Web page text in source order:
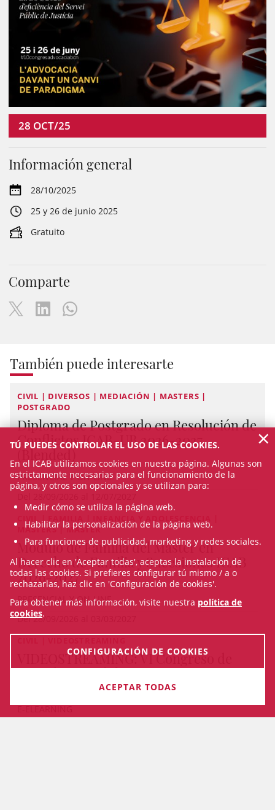
28 OCT/25
Información general
28/10/2025
25 y 26 de junio 2025
Gratuito
Comparte
También puede interesarte
CIVIL | DIVERSOS | MEDIACIÓN | MASTERS |
POSTGRADO
Diploma de Postgrado en Resolución de
Conflictos ICAB-UB 2026-2027
(Blended)
PRESENCIAL Y ON-LINE
CIVIL | FAMILIA | INFANCIA Y ADOLESCENCIA |
MASTERS | MASTER
Módulo de Familia del Máster en
Derecho de Familia y Sucesiones ICAB
2026-2027
PRESENCIAL Y ON-LINE
Del 28/09/2026 al 03/03/2027
VIDEOSTREAMING: VI Congreso de
Derecho Inmobiliario 2026
E-ELEARNING
TÚ PUEDES CONTROLAR EL USO DE LAS COOKIES.
En el ICAB utilizamos cookies en nuestra página. Algunas son
estrictamente necesarias para el funcionamiento de la
página, y otros son opcionales y se utilizan para:
Medir cómo se utiliza la página web.
Habilitar la personalización de la página web.
Para funciones de publicidad, marketing y redes sociales.
Al hacer clic en 'Aceptar todas', aceptas la instalación de
todas las cookies. Si prefieres configurar tú mismo / a o
rechazarlas, haz clic en 'Configuración de cookies'.
Para obtener más información, visite nuestra política de
cookies.
CONFIGURACIÓN DE COOKIES
ACEPTAR TODAS
×